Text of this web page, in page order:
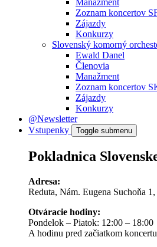
Manažment
Zoznam koncertov
Zájazdy
Konkurzy
Slovenský komorný
Ewald Danel
Členovia
Manažment
Zoznam koncertov
Zájazdy
Konkurzy
@Newsletter
Vstupenky
Toggle submenu
Pokladnica
Adresa:
Reduta, Nám. Eugena Suchoňa
Otváracie hodiny:
Pondelok – Piatok: 12:00 – 18:00
A hodinu pred začiatkom